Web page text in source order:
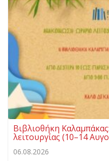
Βιβλιοθήκη
λειτουργίας (10–14
06.08.2026